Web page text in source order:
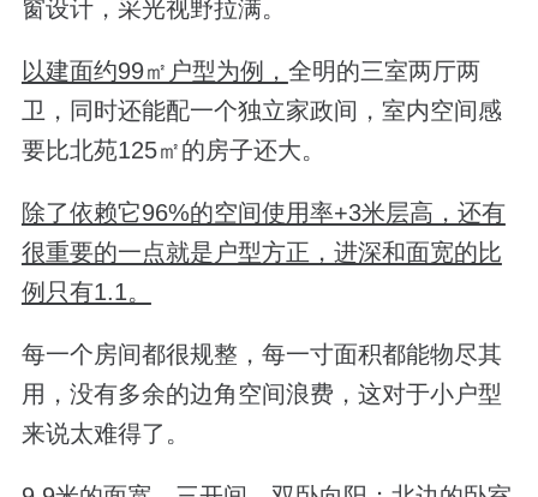
窗设计，采光视野拉满。
以建面约99㎡户型为例， 全明的三室两厅两
卫，同时还能配一个独立家政间，室内空间感
要比北苑125㎡的房子还大。
除了依赖它96%的空间使用率+3米层高，还有
很重要的一点就是户型方正，进深和面宽的比
例只有1.1。
每一个房间都很规整，每一寸面积都能物尽其
用，没有多余的边角空间浪费，这对于小户型
来说太难得了。